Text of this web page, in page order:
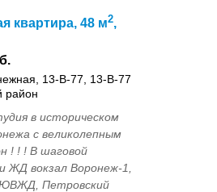
квартира, 48 м2,
13-В-77, 13-В-77
район
в историческом
с великолепным
! ! ! В шаговой
ЖД вокзал Воронеж-1,
ЮВЖД, Петровский